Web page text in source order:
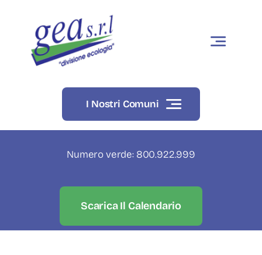
I Nostri Comuni
Numero verde: 800.922.999
Scarica Il Calendario